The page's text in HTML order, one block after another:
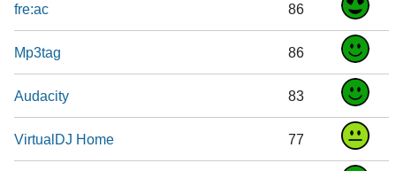
fre:ac 86
Mp3tag 86
Audacity 83
VirtualDJ Home 77